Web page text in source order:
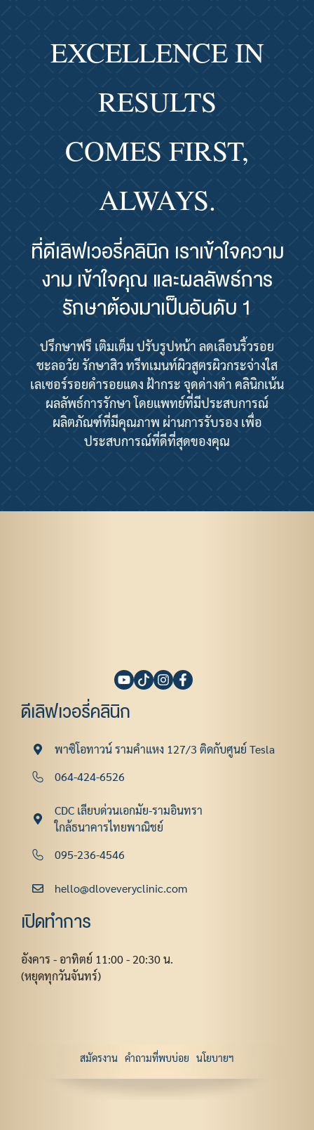
EXCELLENCE IN
RESULTS
COMES FIRST,
ALWAYS.
ที่ดีเลิฟเวอรี่คลินิก เราเข้าใจความ
งาม เข้าใจคุณ และผลลัพธ์การ
รักษาต้องมาเป็นอันดับ 1
ปรึกษาฟรี เติมเต็ม ปรับรูปหน้า ลดเลือนริ้วรอย
ชะลอวัย รักษาสิว ทรีทเมนท์ผิวสูตรผิวกระจ่างใส
เลเซอร์รอยดำรอยแดง ฝ้ากระ จุดด่างดำ คลินิกเน้น
ผลลัพธ์การรักษา โดยแพทย์ที่มีประสบการณ์
ผลิตภัณฑ์ที่มีคุณภาพ ผ่านการรับรอง เพื่อ
ประสบการณ์ที่ดีที่สุดของคุณ
ดีเลิฟเวอรี่คลินิก
พาซิโอทาวน์ รามคําแหง 127/3 ติดกับศูนย์ Tesla
064-424-6526
CDC เลียบด่วนเอกมัย-รามอินทรา
ใกล้ธนาคารไทยพาณิชย์
095-236-4546
hello@dloveveryclinic.com
เปิดทำการ
อังคาร - อาทิตย์ 11:00 - 20:30 น.
(หยุดทุกวันจันทร์)
สมัครงาน คำถามที่พบบ่อย นโยบายฯ